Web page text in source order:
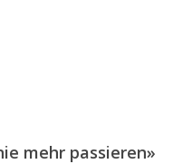
mehr passieren»